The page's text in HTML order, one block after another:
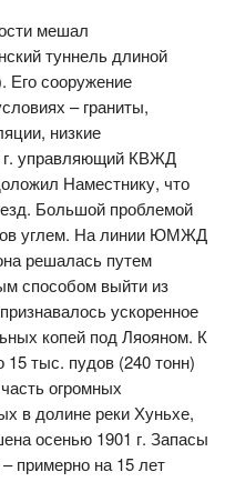
мешал
туннель длиной
Его сооружение
– граниты,
низкие
г. управляющий КВЖД
Наместнику, что
Большой проблемой
углем. На линии ЮМЖД
решалась путем
способом выйти из
ускоренное
копей под Ляояном. К
15 тыс. пудов (240 тонн)
огромных
в долине реки Хуньхе,
осенью 1901 г. Запасы
примерно на 15 лет